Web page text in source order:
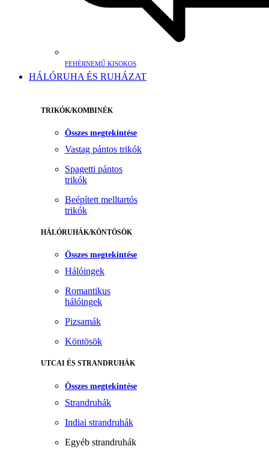
FEHÉRNEMŰ KISOKOS
HÁLÓRUHA ÉS RUHÁZAT
TRIKÓK/KOMBINÉK
Összes megtekintése
Vastag pántos trikók
Spagetti pántos
trikók
Beépített melltartós
trikók
HÁLÓRUHÁK/KÖNTÖSÖK
Összes megtekintése
Hálóingek
Romantikus
hálóingek
Pizsamák
Köntösök
UTCAI ÉS STRANDRUHÁK
Összes megtekintése
Strandruhák
Indiai strandruhák
Egyéb strandruhák